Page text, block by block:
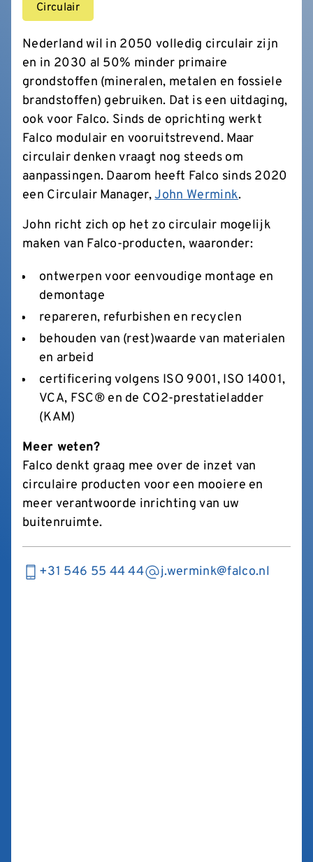
Circulair
Nederland wil in 2050 volledig circulair zijn
en in 2030 al 50% minder primaire
grondstoffen (mineralen, metalen en fossiele
brandstoffen) gebruiken. Dat is een uitdaging,
ook voor Falco. Sinds de oprichting werkt
Falco modulair en vooruitstrevend. Maar
circulair denken vraagt nog steeds om
aanpassingen. Daarom heeft Falco sinds 2020
een Circulair Manager,John Wermink.
John richt zich op het zo circulair mogelijk
maken van Falco-producten, waaronder:
ontwerpen voor eenvoudige montage en
demontage
repareren, refurbishen en recyclen
behouden van (rest)waarde van materialen
en arbeid
certificering volgens ISO 9001, ISO 14001,
VCA, FSC® en de CO2-prestatieladder
(KAM)
Meer weten?
Falco denkt graag mee over de inzet van
circulaire producten voor een mooiere en
meer verantwoorde inrichting van uw
buitenruimte.
+31 546 55 44 44 j.wermink@falco.nl